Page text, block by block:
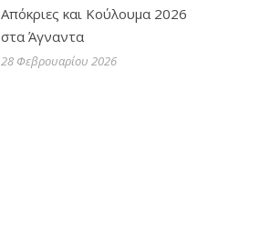
Απόκριες και Κούλουμα 2026
στα Άγναντα
28 Φεβρουαρίου 2026